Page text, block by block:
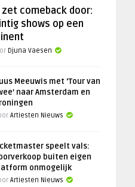
zet comeback door:
shows op een
Djuna Vaesen
Meeuwis met ‘Tour van
naar Amsterdam en
Artiesten Nieuws
speelt vals:
buiten eigen
onmogelijk
Artiesten Nieuws